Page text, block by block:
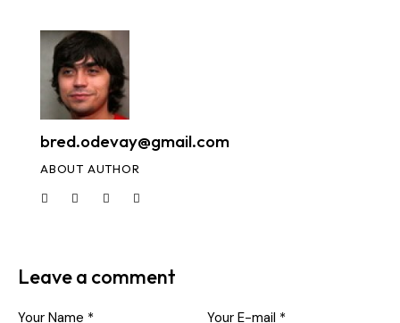
bred.odevay@gmail.com
ABOUT AUTHOR
Leave a comment